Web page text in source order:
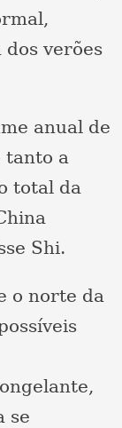
verões
anual de
tanto a
total da
Shi.
o norte da
se